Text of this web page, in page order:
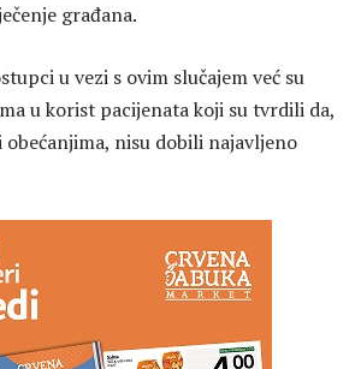
građana.
u vezi s ovim slučajem već su
u korist pacijenata koji su tvrdili da,
nisu dobili najavljeno